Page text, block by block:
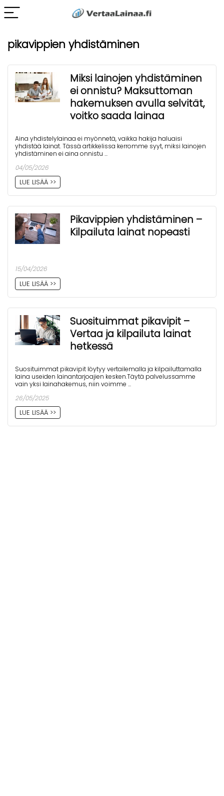
pikavippien yhdistäminen
Miksi lainojen yhdistäminen
ei onnistu? Maksuttoman
hakemuksen avulla selvität,
voitko saada lainaa
Aina yhdistelylainaa ei myönnetä, vaikka hakija haluaisi
yhdistää lainat. Tässä artikkelissa kerromme syyt, miksi lainojen
yhdistäminen ei aina onnistu ...
04/05/2026
LUE LISÄÄ >>
Pikavippien yhdistäminen –
Kilpailuta lainat nopeasti
15/04/2026
LUE LISÄÄ >>
Suosituimmat pikavipit –
Vertaa ja kilpailuta lainat
hetkessä
Suosituimmat pikavipit löytyy vertailemalla ja kilpailuttamalla
laina useiden lainantarjoajien kesken.Täytä palvelussamme
vain yksi lainahakemus, niin voimme ...
26/05/2025
LUE LISÄÄ >>